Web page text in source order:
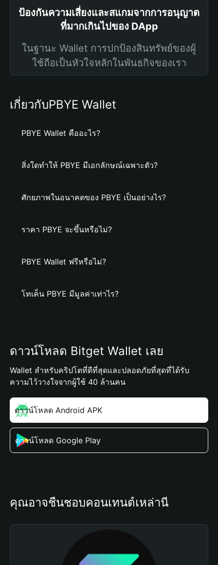
ป้องกันความเสี่ยงและสแกมจากการอนุญาต
ที่มากเกินไปของ DApp
ในฐานะ Wallet การปกป้องสินทรัพย์ของผู้
ใช้ถือเป็นหัวใจหลักในพันธกิจของเรา
เกี่ยวกับPBYE Wallet
PBYE Wallet คืออะไร?
สิ่งใดทำให้ PBYE มีเอกลักษณ์เฉพาะตัว?
ศักยภาพในอนาคตของ PBYE เป็นอย่างไร?
ราคา PBYE จะขึ้นหรือไม่?
PBYE Wallet ฟรีหรือไม่?
โทเค็น PBYE มีมูลค่าเท่าไร?
ดาวน์โหลด Bitget Wallet เลย
Wallet สำหรับคริปโตที่ดีที่สุดและปลอดภัยที่สุดที่ได้รับ
ความไว้วางใจจากผู้ใช้ 40 ล้านคน
ดาวน์โหลด Android APK
ดาวน์โหลด Google Play
คุณอาจชื่นชอบคอนเทนต์เหล่านี้